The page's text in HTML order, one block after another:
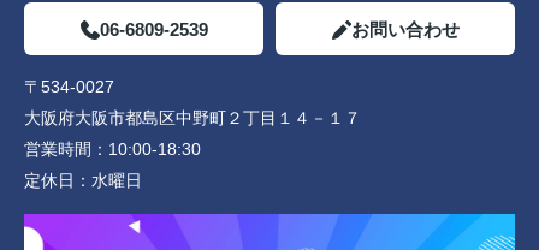
06-6809-2539 お問い合わせ
〒534-0027
大阪府大阪市都島区中野町２丁目１４－１７
営業時間： 10:00-18:30
定休日： 水曜日